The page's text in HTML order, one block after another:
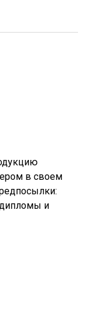
в своем
дипломы и